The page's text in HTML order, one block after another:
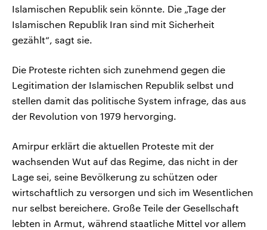
Islamischen Republik sein könnte. Die „Tage der
Islamischen Republik Iran sind mit Sicherheit
gezählt“, sagt sie.
Die Proteste richten sich zunehmend gegen die
Legitimation der Islamischen Republik selbst und
stellen damit das politische System infrage, das aus
der Revolution von 1979 hervorging.
Amirpur erklärt die aktuellen Proteste mit der
wachsenden Wut auf das Regime, das nicht in der
Lage sei, seine Bevölkerung zu schützen oder
wirtschaftlich zu versorgen und sich im Wesentlichen
nur selbst bereichere. Große Teile der Gesellschaft
lebten in Armut, während staatliche Mittel vor allem